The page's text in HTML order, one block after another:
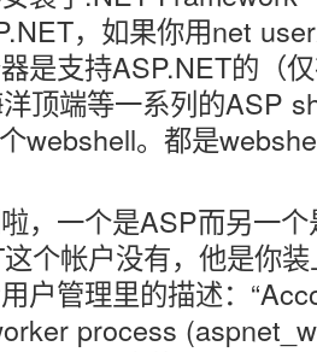
，如果你用net
是支持ASP.NET的（
顶端等一系列的ASP
webshell。都是
，一个是ASP而另一
个帐户没有，他是你
户管理里的描述：
process